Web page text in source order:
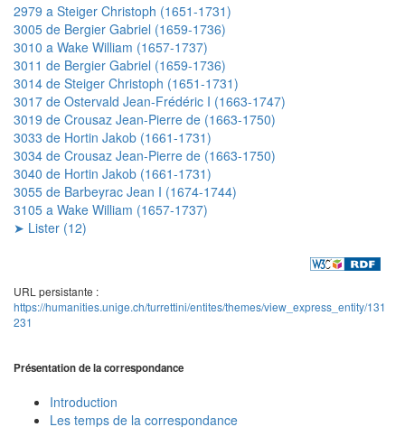
2979 a Steiger Christoph (1651-1731)
3005 de Bergier Gabriel (1659-1736)
3010 a Wake William (1657-1737)
3011 de Bergier Gabriel (1659-1736)
3014 de Steiger Christoph (1651-1731)
3017 de Ostervald Jean-Frédéric I (1663-1747)
3019 de Crousaz Jean-Pierre de (1663-1750)
3033 de Hortin Jakob (1661-1731)
3034 de Crousaz Jean-Pierre de (1663-1750)
3040 de Hortin Jakob (1661-1731)
3055 de Barbeyrac Jean I (1674-1744)
3105 a Wake William (1657-1737)
➤ Lister (12)
URL persistante :
https://humanities.unige.ch/turrettini/entites/themes/view_express_entity/131
231
Présentation de la correspondance
Introduction
Les temps de la correspondance